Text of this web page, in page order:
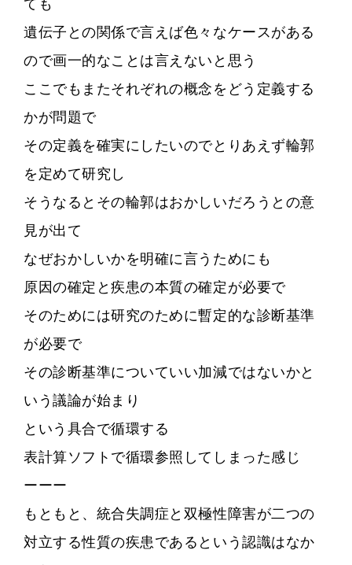
遺伝子との関係で言えば色々なケースがある
ので画一的なことは言えないと思う
ここでもまたそれぞれの概念をどう定義する
かが問題で
その定義を確実にしたいのでとりあえず輪郭
を定めて研究し
そうなるとその輪郭はおかしいだろうとの意
見が出て
なぜおかしいかを明確に言うためにも
原因の確定と疾患の本質の確定が必要で
そのためには研究のために暫定的な診断基準
が必要で
その診断基準についていい加減ではないかと
いう議論が始まり
という具合で循環する
表計算ソフトで循環参照してしまった感じ
ーーー
もともと、統合失調症と双極性障害が二つの
対立する性質の疾患であるという認識はなか